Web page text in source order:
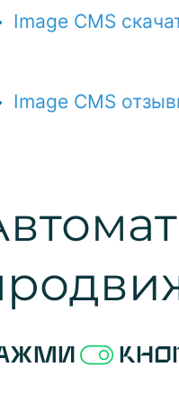
Image CMS
Image CMS